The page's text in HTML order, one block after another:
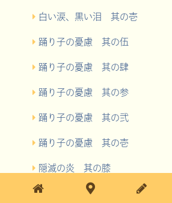
白い涙、黒い泪 其の壱
踊り子の憂慮 其の伍
踊り子の憂慮 其の肆
踊り子の憂慮 其の参
踊り子の憂慮 其の弐
踊り子の憂慮 其の壱
隠滅の炎 其の膝
隠滅の炎 其の陸